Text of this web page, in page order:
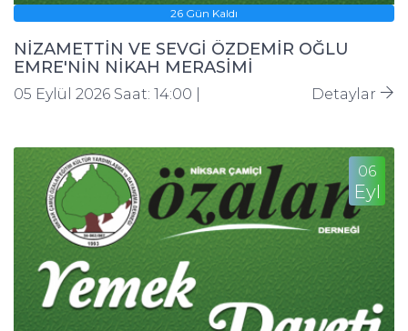
26 Gün Kaldı
NİZAMETTİN VE SEVGİ ÖZDEMİR OĞLU
EMRE'NİN NİKAH MERASİMİ
05 Eylül 2026 Saat: 14:00 | Detaylar
06
Eyl